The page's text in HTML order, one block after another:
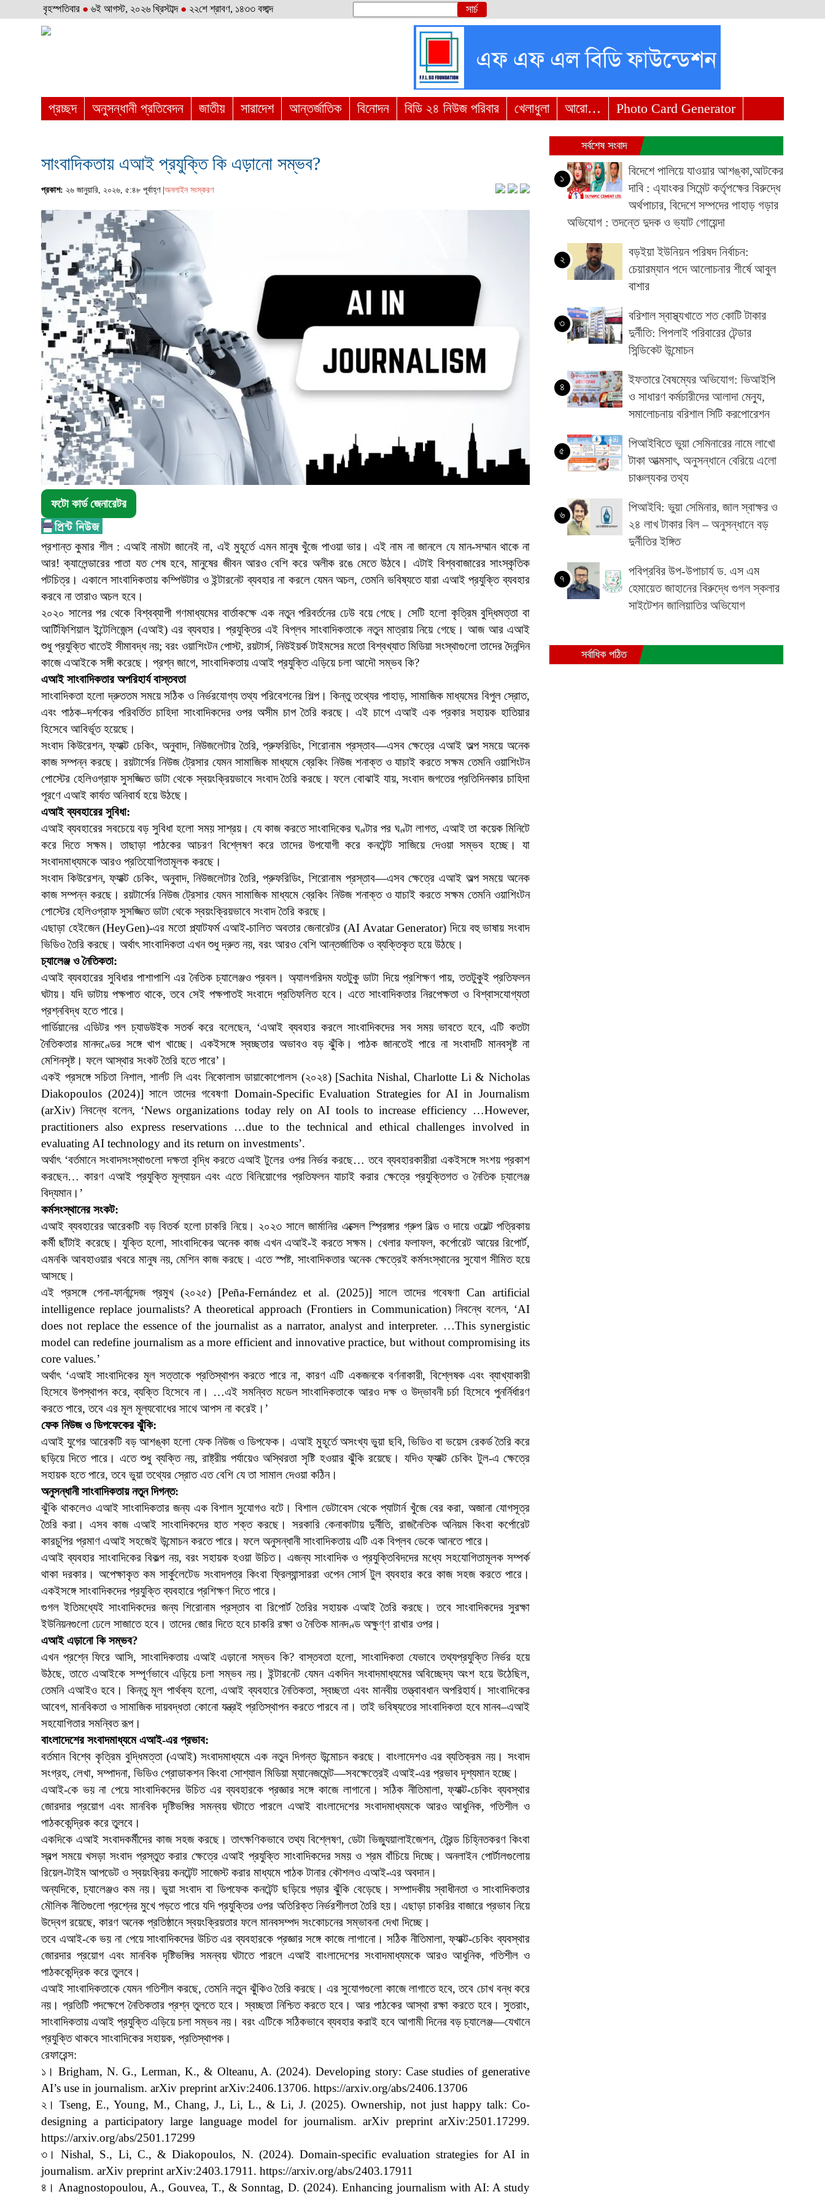
বৃহস্পতিবার ● ৬ই আগস্ট, ২০২৬ খ্রিস্টাব্দ ● ২২শে শ্রাবণ, ১৪৩৩ বঙ্গাব্দ
প্রচ্ছদ অনুসন্ধানী প্রতিবেদন জাতীয় সারাদেশ আন্তর্জাতিক বিনোদন বিডি ২৪ নিউজ পরিবার খেলাধুলা আরো… Photo Card Generator
সাংবাদিকতায় এআই প্রযুক্তি কি এড়ানো সম্ভব?
প্রকাশ: ২৬ জানুয়ারি, ২০২৬, ৫:৪৮ পূর্বাহ্ণ | অনলাইন সংস্করণ
ফটো কার্ড জেনারেটর
প্রশান্ত কুমার শীল : এআই নামটা জানেই না, এই মুহূর্তে এমন মানুষ খুঁজে পাওয়া ভার। এই নাম না জানলে যে মান-সম্মান থাকে না
আর! ক্যালেন্ডারের পাতা যত শেষ হবে, মানুষের জীবন আরও বেশি করে অলীক রঙে মেতে উঠবে। এটাই বিশ্ববাজারের সাংস্কৃতিক
পটচিত্র। একালে সাংবাদিকতায় কম্পিউটার ও ইন্টারনেট ব্যবহার না করলে যেমন অচল, তেমনি ভবিষ্যতে যারা এআই প্রযুক্তি ব্যবহার
করবে না তারাও অচল হবে।
২০২০ সালের পর থেকে বিশ্বব্যাপী গণমাধ্যমের বার্তাকক্ষে এক নতুন পরিবর্তনের ঢেউ বয়ে গেছে। সেটি হলো কৃত্রিম বুদ্ধিমত্তা বা
আর্টিফিশিয়াল ইন্টেলিজেন্স (এআই) এর ব্যবহার। প্রযুক্তির এই বিপ্লব সাংবাদিকতাকে নতুন মাত্রায় নিয়ে গেছে। আজ আর এআই
শুধু প্রযুক্তি খাতেই সীমাবদ্ধ নয়; বরং ওয়াশিংটন পোস্ট, রয়টার্স, নিউইয়র্ক টাইমসের মতো বিশ্বখ্যাত মিডিয়া সংস্থাগুলো তাদের দৈনন্দিন
কাজে এআইকে সঙ্গী করেছে। প্রশ্ন জাগে, সাংবাদিকতায় এআই প্রযুক্তি এড়িয়ে চলা আদৌ সম্ভব কি?
এআই সাংবাদিকতার অপরিহার্য বাস্তবতা
সাংবাদিকতা হলো দ্রুততম সময়ে সঠিক ও নির্ভরযোগ্য তথ্য পরিবেশনের শিল্প। কিন্তু তথ্যের পাহাড়, সামাজিক মাধ্যমের বিপুল স্রোত,
এবং পাঠক–দর্শকের পরিবর্তিত চাহিদা সাংবাদিকদের ওপর অসীম চাপ তৈরি করছে। এই চাপে এআই এক প্রকার সহায়ক হাতিয়ার
হিসেবে আবির্ভূত হয়েছে।
সংবাদ কিউরেশন, ফ্যাক্ট চেকিং, অনুবাদ, নিউজলেটার তৈরি, প্রুফরিডিং, শিরোনাম প্রস্তাব—এসব ক্ষেত্রে এআই অল্প সময়ে অনেক
কাজ সম্পন্ন করছে। রয়টার্সের নিউজ ট্রেসার যেমন সামাজিক মাধ্যমে ব্রেকিং নিউজ শনাক্ত ও যাচাই করতে সক্ষম তেমনি ওয়াশিংটন
পোস্টের হেলিওগ্রাফ সুসজ্জিত ডাটা থেকে স্বয়ংক্রিয়ভাবে সংবাদ তৈরি করছে। ফলে বোঝাই যায়, সংবাদ জগতের প্রতিদিনকার চাহিদা
পূরণে এআই কার্যত অনিবার্য হয়ে উঠছে।
এআই ব্যবহারের সুবিধা:
এআই ব্যবহারের সবচেয়ে বড় সুবিধা হলো সময় সাশ্রয়। যে কাজ করতে সাংবাদিকের ঘণ্টার পর ঘণ্টা লাগত, এআই তা কয়েক মিনিটে
করে দিতে সক্ষম। তাছাড়া পাঠকের আচরণ বিশ্লেষণ করে তাদের উপযোগী করে কনটেন্ট সাজিয়ে দেওয়া সম্ভব হচ্ছে। যা
সংবাদমাধ্যমকে আরও প্রতিযোগিতামূলক করছে।
সংবাদ কিউরেশন, ফ্যাক্ট চেকিং, অনুবাদ, নিউজলেটার তৈরি, প্রুফরিডিং, শিরোনাম প্রস্তাব—এসব ক্ষেত্রে এআই অল্প সময়ে অনেক
কাজ সম্পন্ন করছে। রয়টার্সের নিউজ ট্রেসার যেমন সামাজিক মাধ্যমে ব্রেকিং নিউজ শনাক্ত ও যাচাই করতে সক্ষম তেমনি ওয়াশিংটন
পোস্টের হেলিওগ্রাফ সুসজ্জিত ডাটা থেকে স্বয়ংক্রিয়ভাবে সংবাদ তৈরি করছে।
এছাড়া হেইজেন (HeyGen)-এর মতো প্ল্যাটফর্ম এআই-চালিত অবতার জেনারেটর (AI Avatar Generator) দিয়ে বহু ভাষায় সংবাদ
ভিডিও তৈরি করছে। অর্থাৎ সাংবাদিকতা এখন শুধু দ্রুত নয়, বরং আরও বেশি আন্তর্জাতিক ও ব্যক্তিকৃত হয়ে উঠছে।
চ্যালেঞ্জ ও নৈতিকতা:
এআই ব্যবহারের সুবিধার পাশাপাশি এর নৈতিক চ্যালেঞ্জও প্রবল। অ্যালগরিদম যতটুকু ডাটা দিয়ে প্রশিক্ষণ পায়, ততটুকুই প্রতিফলন
ঘটায়। যদি ডাটায় পক্ষপাত থাকে, তবে সেই পক্ষপাতই সংবাদে প্রতিফলিত হবে। এতে সাংবাদিকতার নিরপেক্ষতা ও বিশ্বাসযোগ্যতা
প্রশ্নবিদ্ধ হতে পারে।
গার্ডিয়ানের এডিটর পল চ্যাডউইক সতর্ক করে বলেছেন, ‘এআই ব্যবহার করলে সাংবাদিকদের সব সময় ভাবতে হবে, এটি কতটা
নৈতিকতার মানদণ্ডের সঙ্গে খাপ খাচ্ছে। একইসঙ্গে স্বচ্ছতার অভাবও বড় ঝুঁকি। পাঠক জানতেই পারে না সংবাদটি মানবসৃষ্ট না
মেশিনসৃষ্ট। ফলে আস্থার সংকট তৈরি হতে পারে’।
একই প্রসঙ্গে সচিতা নিশাল, শার্লট লি এবং নিকোলাস ডায়াকোপোলস (২০২৪) [Sachita Nishal, Charlotte Li & Nicholas
Diakopoulos (2024)] সালে তাদের গবেষণা Domain-Specific Evaluation Strategies for AI in Journalism
(arXiv) নিবন্ধে বলেন, ‘News organizations today rely on AI tools to increase efficiency …However,
practitioners also express reservations …due to the technical and ethical challenges involved in
evaluating AI technology and its return on investments’.
অর্থাৎ ‘বর্তমানে সংবাদসংস্থাগুলো দক্ষতা বৃদ্ধি করতে এআই টুলের ওপর নির্ভর করছে… তবে ব্যবহারকারীরা একইসঙ্গে সংশয় প্রকাশ
করছেন… কারণ এআই প্রযুক্তি মূল্যায়ন এবং এতে বিনিয়োগের প্রতিফলন যাচাই করার ক্ষেত্রে প্রযুক্তিগত ও নৈতিক চ্যালেঞ্জ
বিদ্যমান।’
কর্মসংস্থানের সংকট:
এআই ব্যবহারের আরেকটি বড় বিতর্ক হলো চাকরি নিয়ে। ২০২৩ সালে জার্মানির এক্সেল স্প্রিঙ্গার গ্রুপ বিল্ড ও দায়ে ওয়েল্ট পত্রিকায়
কর্মী ছাঁটাই করেছে। যুক্তি হলো, সাংবাদিকের অনেক কাজ এখন এআই-ই করতে সক্ষম। খেলার ফলাফল, কর্পোরেট আয়ের রিপোর্ট,
এমনকি আবহাওয়ার খবরে মানুষ নয়, মেশিন কাজ করছে। এতে স্পষ্ট, সাংবাদিকতার অনেক ক্ষেত্রেই কর্মসংস্থানের সুযোগ সীমিত হয়ে
আসছে।
এই প্রসঙ্গে পেনা-ফার্নান্দেজ প্রমুখ (২০২৫) [Peña-Fernández et al. (2025)] সালে তাদের গবেষণা Can artificial
intelligence replace journalists? A theoretical approach (Frontiers in Communication) নিবন্ধে বলেন, ‘AI
does not replace the essence of the journalist as a narrator, analyst and interpreter. …This synergistic
model can redefine journalism as a more efficient and innovative practice, but without compromising its
core values.’
অর্থাৎ ‘এআই সাংবাদিকের মূল সত্তাকে প্রতিস্থাপন করতে পারে না, কারণ এটি একজনকে বর্ণনাকারী, বিশ্লেষক এবং ব্যাখ্যাকারী
হিসেবে উপস্থাপন করে, ব্যক্তি হিসেবে না। …এই সমন্বিত মডেল সাংবাদিকতাকে আরও দক্ষ ও উদ্ভাবনী চর্চা হিসেবে পুনর্নির্ধারণ
করতে পারে, তবে এর মূল মূল্যবোধের সাথে আপস না করেই।’
ফেক নিউজ ও ডিপফেকের ঝুঁকি:
এআই যুগের আরেকটি বড় আশঙ্কা হলো ফেক নিউজ ও ডিপফেক। এআই মুহূর্তে অসংখ্য ভুয়া ছবি, ভিডিও বা ভয়েস রেকর্ড তৈরি করে
ছড়িয়ে দিতে পারে। এতে শুধু ব্যক্তি নয়, রাষ্ট্রীয় পর্যায়েও অস্থিরতা সৃষ্টি হওয়ার ঝুঁকি রয়েছে। যদিও ফ্যাক্ট চেকিং টুল-এ ক্ষেত্রে
সহায়ক হতে পারে, তবে ভুয়া তথ্যের স্রোত এত বেশি যে তা সামাল দেওয়া কঠিন।
অনুসন্ধানী সাংবাদিকতায় নতুন দিগন্ত:
ঝুঁকি থাকলেও এআই সাংবাদিকতার জন্য এক বিশাল সুযোগও বটে। বিশাল ডেটাবেস থেকে প্যাটার্ন খুঁজে বের করা, অজানা যোগসূত্র
তৈরি করা। এসব কাজ এআই সাংবাদিকদের হাত শক্ত করছে। সরকারি কেনাকাটায় দুর্নীতি, রাজনৈতিক অনিয়ম কিংবা কর্পোরেট
কারচুপির প্রমাণ এআই সহজেই উন্মোচন করতে পারে। ফলে অনুসন্ধানী সাংবাদিকতায় এটি এক বিপ্লব ডেকে আনতে পারে।
এআই ব্যবহার সাংবাদিকের বিকল্প নয়, বরং সহায়ক হওয়া উচিত। এজন্য সাংবাদিক ও প্রযুক্তিবিদদের মধ্যে সহযোগিতামূলক সম্পর্ক
থাকা দরকার। অপেক্ষাকৃত কম সার্কুলেটেড সংবাদপত্র কিংবা ফ্রিল্যান্সাররা ওপেন সোর্স টুল ব্যবহার করে কাজ সহজ করতে পারে।
একইসঙ্গে সাংবাদিকদের প্রযুক্তি ব্যবহারে প্রশিক্ষণ দিতে পারে।
গুগল ইতিমধ্যেই সাংবাদিকদের জন্য শিরোনাম প্রস্তাব বা রিপোর্ট তৈরির সহায়ক এআই তৈরি করছে। তবে সাংবাদিকদের সুরক্ষা
ইউনিয়নগুলো ঢেলে সাজাতে হবে। তাদের জোর দিতে হবে চাকরি রক্ষা ও নৈতিক মানদণ্ড অক্ষুণ্ণ রাখার ওপর।
এআই এড়ানো কি সম্ভব?
এখন প্রশ্নে ফিরে আসি, সাংবাদিকতায় এআই এড়ানো সম্ভব কি? বাস্তবতা হলো, সাংবাদিকতা যেভাবে তথ্যপ্রযুক্তি নির্ভর হয়ে
উঠছে, তাতে এআইকে সম্পূর্ণভাবে এড়িয়ে চলা সম্ভব নয়। ইন্টারনেট যেমন একদিন সংবাদমাধ্যমের অবিচ্ছেদ্য অংশ হয়ে উঠেছিল,
তেমনি এআইও হবে। কিন্তু মূল পার্থক্য হলো, এআই ব্যবহারে নৈতিকতা, স্বচ্ছতা এবং মানবীয় তত্ত্বাবধান অপরিহার্য। সাংবাদিকের
আবেগ, মানবিকতা ও সামাজিক দায়বদ্ধতা কোনো যন্ত্রই প্রতিস্থাপন করতে পারবে না। তাই ভবিষ্যতের সাংবাদিকতা হবে মানব–এআই
সহযোগিতার সমন্বিত রূপ।
বাংলাদেশের সংবাদমাধ্যমে এআই-এর প্রভাব:
বর্তমান বিশ্বে কৃত্রিম বুদ্ধিমত্তা (এআই) সংবাদমাধ্যমে এক নতুন দিগন্ত উন্মোচন করছে। বাংলাদেশও এর ব্যতিক্রম নয়। সংবাদ
সংগ্রহ, লেখা, সম্পাদনা, ভিডিও প্রোডাকশন কিংবা সোশ্যাল মিডিয়া ম্যানেজমেন্ট—সবক্ষেত্রেই এআই-এর প্রভাব দৃশ্যমান হচ্ছে।
এআই-কে ভয় না পেয়ে সাংবাদিকদের উচিত এর ব্যবহারকে প্রজ্ঞার সঙ্গে কাজে লাগানো। সঠিক নীতিমালা, ফ্যাক্ট-চেকিং ব্যবস্থার
জোরদার প্রয়োগ এবং মানবিক দৃষ্টিভঙ্গির সমন্বয় ঘটাতে পারলে এআই বাংলাদেশের সংবাদমাধ্যমকে আরও আধুনিক, গতিশীল ও
পাঠককেন্দ্রিক করে তুলবে।
একদিকে এআই সংবাদকর্মীদের কাজ সহজ করছে। তাৎক্ষণিকভাবে তথ্য বিশ্লেষণ, ডেটা ভিজ্যুয়ালাইজেশন, ট্রেন্ড চিহ্নিতকরণ কিংবা
স্বল্প সময়ে খসড়া সংবাদ প্রস্তুত করার ক্ষেত্রে এআই প্রযুক্তি সাংবাদিকদের সময় ও শ্রম বাঁচিয়ে দিচ্ছে। অনলাইন পোর্টালগুলোয়
রিয়েল-টাইম আপডেট ও স্বয়ংক্রিয় কনটেন্ট সাজেস্ট করার মাধ্যমে পাঠক টানার কৌশলও এআই-এর অবদান।
অন্যদিকে, চ্যালেঞ্জও কম নয়। ভুয়া সংবাদ বা ডিপফেক কনটেন্ট ছড়িয়ে পড়ার ঝুঁকি বেড়েছে। সম্পাদকীয় স্বাধীনতা ও সাংবাদিকতার
মৌলিক নীতিগুলো প্রশ্নের মুখে পড়তে পারে যদি প্রযুক্তির ওপর অতিরিক্ত নির্ভরশীলতা তৈরি হয়। এছাড়া চাকরির বাজারে প্রভাব নিয়ে
উদ্বেগ রয়েছে, কারণ অনেক প্রতিষ্ঠানে স্বয়ংক্রিয়তার ফলে মানবসম্পদ সংকোচনের সম্ভাবনা দেখা দিচ্ছে।
তবে এআই-কে ভয় না পেয়ে সাংবাদিকদের উচিত এর ব্যবহারকে প্রজ্ঞার সঙ্গে কাজে লাগানো। সঠিক নীতিমালা, ফ্যাক্ট-চেকিং ব্যবস্থার
জোরদার প্রয়োগ এবং মানবিক দৃষ্টিভঙ্গির সমন্বয় ঘটাতে পারলে এআই বাংলাদেশের সংবাদমাধ্যমকে আরও আধুনিক, গতিশীল ও
পাঠককেন্দ্রিক করে তুলবে।
এআই সাংবাদিকতাকে যেমন গতিশীল করছে, তেমনি নতুন ঝুঁকিও তৈরি করছে। এর সুযোগগুলো কাজে লাগাতে হবে, তবে চোখ বন্ধ করে
নয়। প্রতিটি পদক্ষেপে নৈতিকতার প্রশ্ন তুলতে হবে। স্বচ্ছতা নিশ্চিত করতে হবে। আর পাঠকের আস্থা রক্ষা করতে হবে। সুতরাং,
সাংবাদিকতায় এআই প্রযুক্তি এড়িয়ে চলা সম্ভব নয়। বরং এটিকে সঠিকভাবে ব্যবহার করাই হবে আগামী দিনের বড় চ্যালেঞ্জ—যেখানে
প্রযুক্তি থাকবে সাংবাদিকের সহায়ক, প্রতিস্থাপক।
রেফারেন্স:
১। Brigham, N. G., Lerman, K., & Olteanu, A. (2024). Developing story: Case studies of generative
AI’s use in journalism. arXiv preprint arXiv:2406.13706. https://arxiv.org/abs/2406.13706
২। Tseng, E., Young, M., Chang, J., Li, L., & Li, J. (2025). Ownership, not just happy talk: Co-
designing a participatory large language model for journalism. arXiv preprint arXiv:2501.17299.
https://arxiv.org/abs/2501.17299
৩। Nishal, S., Li, C., & Diakopoulos, N. (2024). Domain-specific evaluation strategies for AI in
journalism. arXiv preprint arXiv:2403.17911. https://arxiv.org/abs/2403.17911
৪। Anagnostopoulou, A., Gouvea, T., & Sonntag, D. (2024). Enhancing journalism with AI: A study
সর্বশেষ সংবাদ
১
বিদেশে পালিয়ে যাওয়ার আশঙ্কা,আটকের
দাবি : এ্যাংকর সিমেন্ট কর্তৃপক্ষের বিরুদ্ধে
অর্থপাচার, বিদেশে সম্পদের পাহাড় গড়ার
অভিযোগ : তদন্তে দুদক ও ভ্যাট গোয়েন্দা
২
বড়ইয়া ইউনিয়ন পরিষদ নির্বাচন:
চেয়ারম্যান পদে আলোচনার শীর্ষে আবুল
বাশার
৩
বরিশাল স্বাস্থ্যখাতে শত কোটি টাকার
দুর্নীতি: পিপলাই পরিবারের টেন্ডার
সিন্ডিকেট উন্মোচন
৪
ইফতারে বৈষম্যের অভিযোগ: ভিআইপি
ও সাধারণ কর্মচারীদের আলাদা মেন্যু,
সমালোচনায় বরিশাল সিটি করপোরেশন
৫
পিআইবিতে ভুয়া সেমিনারের নামে লাখো
টাকা আত্মসাৎ, অনুসন্ধানে বেরিয়ে এলো
চাঞ্চল্যকর তথ্য
৬
পিআইবি: ভুয়া সেমিনার, জাল স্বাক্ষর ও
২৪ লাখ টাকার বিল – অনুসন্ধানে বড়
দুর্নীতির ইঙ্গিত
৭
পবিপ্রবির উপ-উপাচার্য ড. এস এম
হেমায়েত জাহানের বিরুদ্ধে গুগল স্কলার
সাইটেশন জালিয়াতির অভিযোগ
সর্বাধিক পঠিত